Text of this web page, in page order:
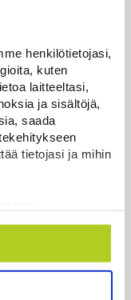
henkilötietojasi,
kuten
laitteeltasi,
ja sisältöjä,
saada
tietojasi ja mihin
sijainnistasi,